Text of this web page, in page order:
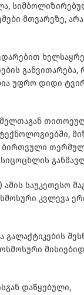
მთვარეზე,
განვითარება,
უფრო დიდი
ბირთვული
საუკეთესო
კვლევა
გალაქტიკების
დაწყებული,